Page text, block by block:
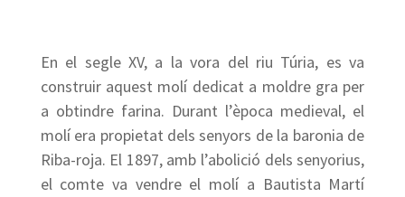
En el segle XV, a la vora del riu Túria, es va
construir aquest molí dedicat a moldre gra per
a obtindre farina. Durant l’època medieval, el
molí era propietat dels senyors de la baronia de
Riba-roja. El 1897, amb l’abolició dels senyorius,
el comte va vendre el molí a Bautista Martí